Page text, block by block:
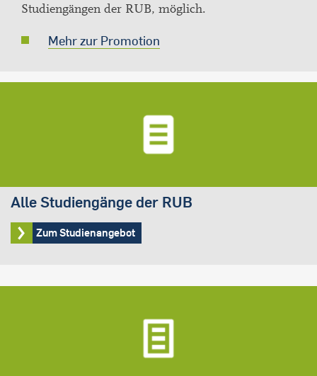
Studiengängen der RUB, möglich.
Mehr zur Promotion
Alle Studiengänge der RUB
Zum Studienangebot